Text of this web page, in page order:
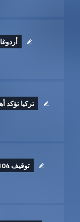
تركيا تؤكد